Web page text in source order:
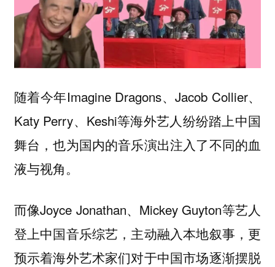
随着今年Imagine Dragons、Jacob Collier、
Katy Perry、Keshi等海外艺人纷纷踏上中国
舞台，也为国内的音乐演出注入了不同的血
液与视角。
而像Joyce Jonathan、Mickey Guyton等艺人
登上中国音乐综艺，主动融入本地叙事，更
预示着海外艺术家们对于中国市场逐渐摆脱